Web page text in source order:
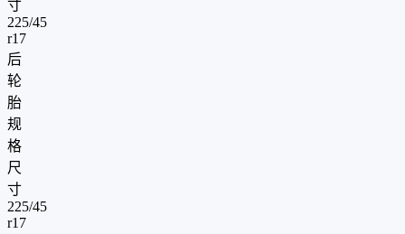
寸
225/45
r17
后
轮
胎
规
格
尺
寸
225/45
r17